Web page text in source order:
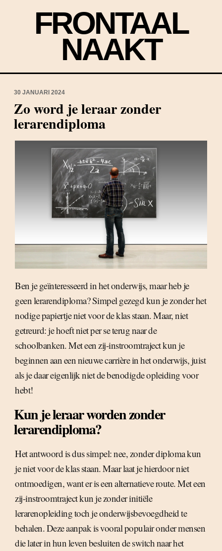
FRONTAAL
NAAKT
30 JANUARI 2024
Zo word je leraar zonder
lerarendiploma
Ben je geïnteresseerd in het onderwijs, maar heb je
geen lerarendiploma? Simpel gezegd kun je zonder het
nodige papiertje niet voor de klas staan. Maar, niet
getreurd: je hoeft niet per se terug naar de
schoolbanken. Met een zij-instroomtraject kun je
beginnen aan een nieuwe carrière in het onderwijs, juist
als je daar eigenlijk niet de benodigde opleiding voor
hebt!
Kun je leraar worden zonder
lerarendiploma?
Het antwoord is dus simpel: nee, zonder diploma kun
je niet voor de klas staan. Maar laat je hierdoor niet
ontmoedigen, want er is een alternatieve route. Met een
zij-instroomtraject kun je zonder initiële
lerarenopleiding toch je onderwijsbevoegdheid te
behalen. Deze aanpak is vooral populair onder mensen
die later in hun leven besluiten de switch naar het